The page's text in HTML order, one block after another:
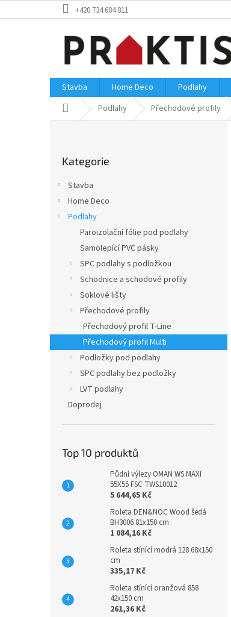
na
+420 734 684 811
Stavba Home Deco Podlahy
Domů Podlahy Přechodové profily
kategorie
Kategorie
Stavba
Home Deco
Podlahy
Paroizolační fólie pod podlahy
Samolepící PVC pásky
SPC podlahy s podložkou
Schodnice a schodové profily
Soklové lišty
Přechodové profily
Přechodový profil T-Line
Přechodový profil Multi
Podložky pod podlahy
SPC podlahy bez podložky
LVT podlahy
Doprodej
Top 10 produktů
Půdní výlezy OMAN WS MAXI
55X55 FSC TWS10012
5 644,65 Kč
Roleta DEN&NOC Wood šedá
BH3006 81x150 cm
1 084,16 Kč
Roleta stínící modrá 128 68x150
cm
335,17 Kč
Roleta stínící oranžová 858
42x150 cm
261,36 Kč